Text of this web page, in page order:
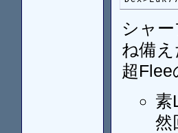
シャ
ね備
超
素
然